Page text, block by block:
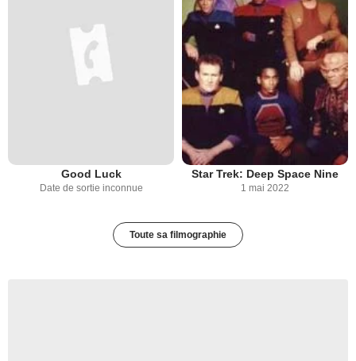
Good Luck
Date de sortie inconnue
Star Trek: Deep Space Nine
1 mai 2022
Toute sa filmographie